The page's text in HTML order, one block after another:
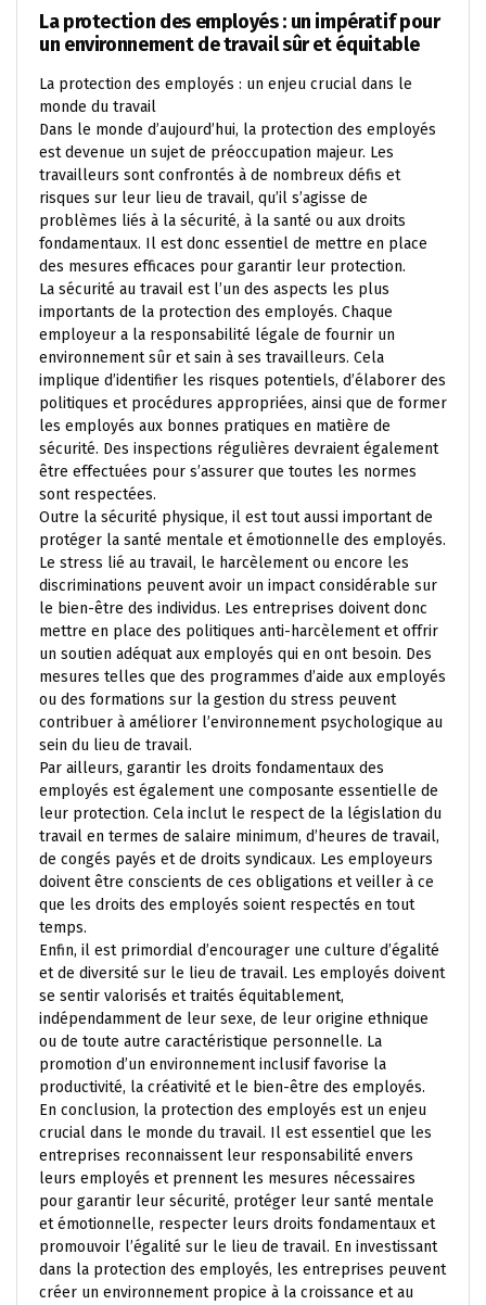
La protection des employés : un impératif pour
un environnement de travail sûr et équitable
La protection des employés : un enjeu crucial dans le
monde du travail
Dans le monde d’aujourd’hui, la protection des employés
est devenue un sujet de préoccupation majeur. Les
travailleurs sont confrontés à de nombreux défis et
risques sur leur lieu de travail, qu’il s’agisse de
problèmes liés à la sécurité, à la santé ou aux droits
fondamentaux. Il est donc essentiel de mettre en place
des mesures efficaces pour garantir leur protection.
La sécurité au travail est l’un des aspects les plus
importants de la protection des employés. Chaque
employeur a la responsabilité légale de fournir un
environnement sûr et sain à ses travailleurs. Cela
implique d’identifier les risques potentiels, d’élaborer des
politiques et procédures appropriées, ainsi que de former
les employés aux bonnes pratiques en matière de
sécurité. Des inspections régulières devraient également
être effectuées pour s’assurer que toutes les normes
sont respectées.
Outre la sécurité physique, il est tout aussi important de
protéger la santé mentale et émotionnelle des employés.
Le stress lié au travail, le harcèlement ou encore les
discriminations peuvent avoir un impact considérable sur
le bien-être des individus. Les entreprises doivent donc
mettre en place des politiques anti-harcèlement et offrir
un soutien adéquat aux employés qui en ont besoin. Des
mesures telles que des programmes d’aide aux employés
ou des formations sur la gestion du stress peuvent
contribuer à améliorer l’environnement psychologique au
sein du lieu de travail.
Par ailleurs, garantir les droits fondamentaux des
employés est également une composante essentielle de
leur protection. Cela inclut le respect de la législation du
travail en termes de salaire minimum, d’heures de travail,
de congés payés et de droits syndicaux. Les employeurs
doivent être conscients de ces obligations et veiller à ce
que les droits des employés soient respectés en tout
temps.
Enfin, il est primordial d’encourager une culture d’égalité
et de diversité sur le lieu de travail. Les employés doivent
se sentir valorisés et traités équitablement,
indépendamment de leur sexe, de leur origine ethnique
ou de toute autre caractéristique personnelle. La
promotion d’un environnement inclusif favorise la
productivité, la créativité et le bien-être des employés.
En conclusion, la protection des employés est un enjeu
crucial dans le monde du travail. Il est essentiel que les
entreprises reconnaissent leur responsabilité envers
leurs employés et prennent les mesures nécessaires
pour garantir leur sécurité, protéger leur santé mentale
et émotionnelle, respecter leurs droits fondamentaux et
promouvoir l’égalité sur le lieu de travail. En investissant
dans la protection des employés, les entreprises peuvent
créer un environnement propice à la croissance et au